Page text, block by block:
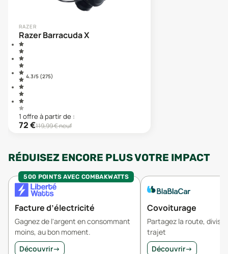
RAZER
Razer Barracuda X
4.3/5 (275)
1 offre à partir de :
72€119,99€ neuf
RÉDUISEZ ENCORE PLUS VOTRE IMPACT
500 POINTS AVEC COMBAKWATTS
Facture d’électricité
Gagnez de l'argent en consommant
moins, au bon moment.
Découvrir→
Covoiturage
Partagez la route,
trajet
Découvrir→